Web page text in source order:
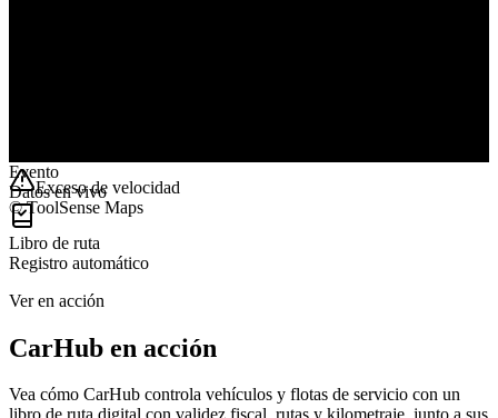
Exceso de velocidad
© ToolSense Maps
Evento
Datos en vivo
Libro de ruta
Registro automático
Ver en acción
CarHub en acción
Vea cómo CarHub controla vehículos y flotas de servicio con un